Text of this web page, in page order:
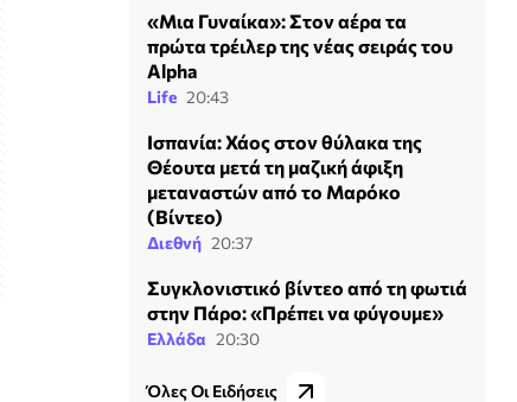
«Μια Γυναίκα»: Στον αέρα τα
πρώτα τρέιλερ της νέας σειράς του
Alpha
Life 20:43
Ισπανία: Χάος στον θύλακα της
Θέουτα μετά τη μαζική άφιξη
μεταναστών από το Μαρόκο
(Βίντεο)
Διεθνή 20:37
Συγκλονιστικό βίντεο από τη φωτιά
στην Πάρο: «Πρέπει να φύγουμε»
Ελλάδα 20:30
Όλες Οι Ειδήσεις